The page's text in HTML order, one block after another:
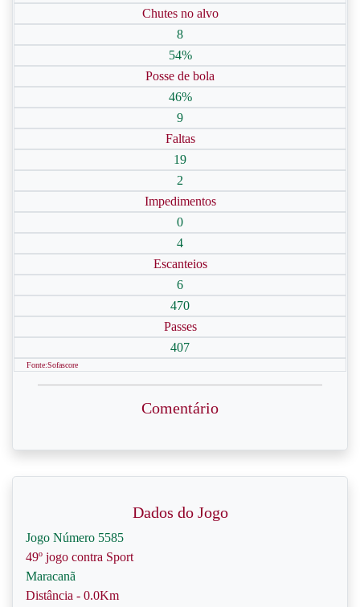
Chutes no alvo
8
54%
Posse de bola
46%
9
Faltas
19
2
Impedimentos
0
4
Escanteios
6
470
Passes
407
Fonte:Sofascore
Comentário
Dados do Jogo
Jogo Número 5585
49º jogo contra Sport
Maracanã
Distância - 0.0Km